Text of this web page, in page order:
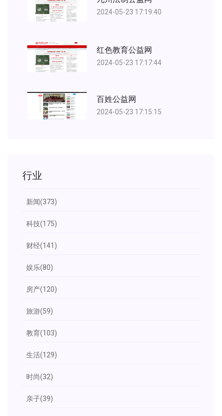
2024-05-23 17:19:40
红色教育公益网
2024-05-23 17:17:44
百姓公益网
2024-05-23 17:15:15
行业
新闻(373)
科技(175)
财经(141)
娱乐(80)
房产(120)
旅游(59)
教育(103)
生活(129)
时尚(32)
亲子(39)